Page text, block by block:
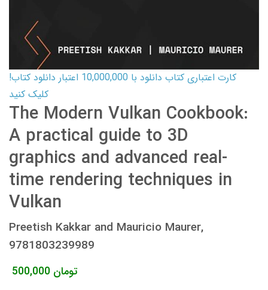
کارت اعتباری کتاب دانلود با 10,000,000 اعتبار دانلود کتاب!
کلیک کنید
The Modern Vulkan Cookbook:
A practical guide to 3D
graphics and advanced real-
time rendering techniques in
Vulkan
Preetish Kakkar and Mauricio Maurer,
9781803239989
500,000 تومان